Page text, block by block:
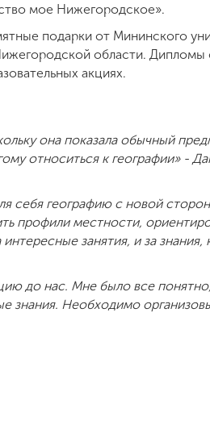
мое Нижегородское».
подарки от Мининского
области.
акциях.
она показала обычный
относиться к географии» -
себя географию с новой
профили местности,
занятия, и за
до нас. Мне было все
знания. Необходимо